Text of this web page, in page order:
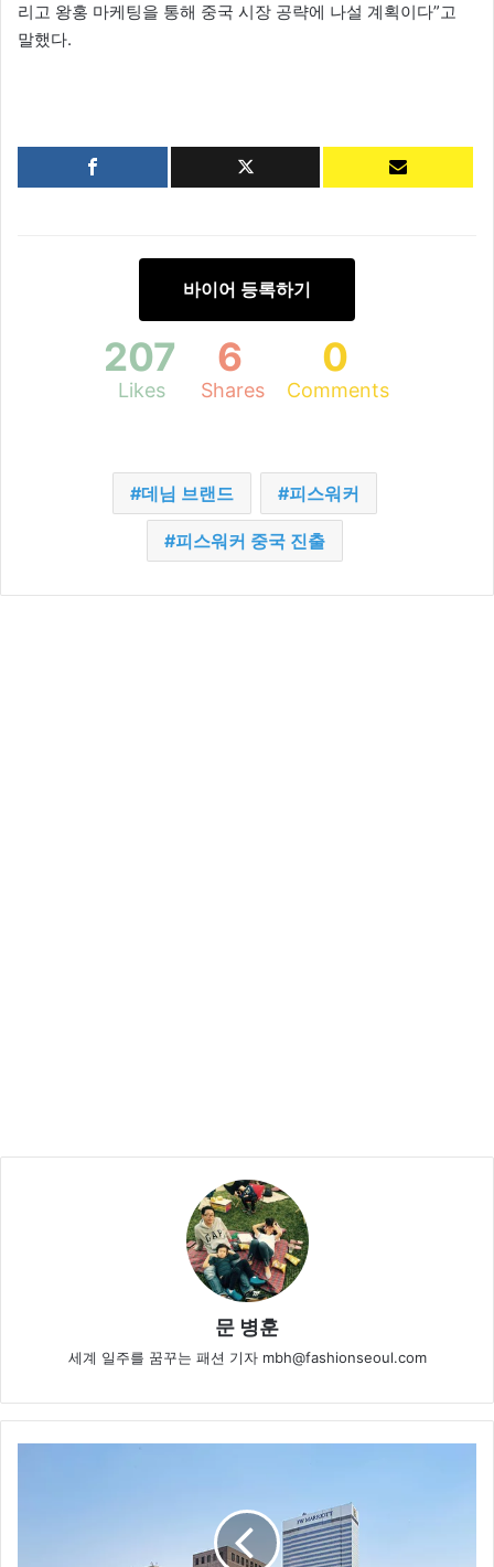
리고 왕홍 마케팅을 통해 중국 시장 공략에 나설 계획이다”고
말했다.
바이어 등록하기
207
Likes
6
Shares
0
Comments
데님 브랜드 피스워커
피스워커 중국 진출
문 병훈
세계 일주를 꿈꾸는 패션 기자 mbh@fashionseoul.com